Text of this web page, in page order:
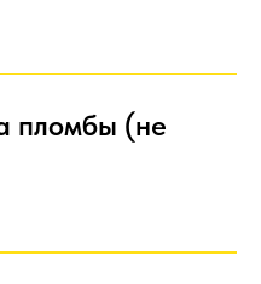
пломбы (не